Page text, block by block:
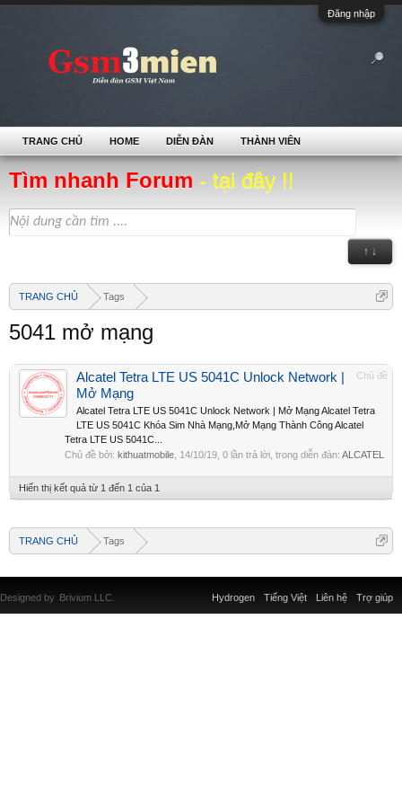
Đăng nhập
Tìm nhanh Forum - tại đây !!
↑ ↓
TRANG CHỦ Tags
5041 mở mạng
Chủ đề
Alcatel Tetra LTE US 5041C Unlock Network |
Mở Mạng
Alcatel Tetra LTE US 5041C Unlock Network | Mở Mạng Alcatel Tetra
LTE US 5041C Khóa Sim Nhà Mạng,Mở Mạng Thành Công Alcatel
Tetra LTE US 5041C...
Chủ đề bởi: kithuatmobile 14/10/19 , 0 lần trả lời, trong diễn đàn: ALCATEL
Hiển thị kết quả từ 1 đến 1 của 1
TRANG CHỦ Tags
TRANG CHỦ HOME DIỄN ĐÀN THÀNH VIÊN
Liên hệ Trợ giúp
Hydrogen Tiếng Việt
Designed by Brivium LLC.